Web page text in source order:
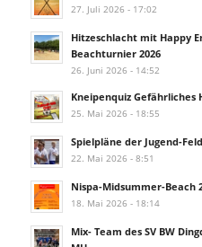
27. Juli 2026 - 17:02
Hitzeschlacht mit Happy
Beachturnier 2026
26. Juni 2026 - 14:52
Kneipenquiz Gefährliches
25. Mai 2026 - 18:55
Spielpläne der Jugend-
22. Mai 2026 - 8:51
Nispa-Midsummer-Beach
18. Mai 2026 - 18:14
Mix- Team des SV BW